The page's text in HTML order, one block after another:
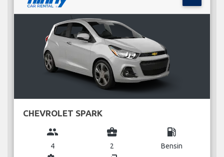
CHEVROLET SPARK
group
4
business_center
2
local_gas_station
Bensin